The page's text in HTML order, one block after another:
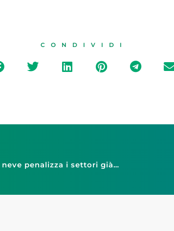
CONDIVIDI
Confesercenti Area Frignano: “L’assenza di neve penalizza i settori già in crisi. Occorre un piano straordinario di misure per l’appennino: investimenti, detassazione e qualificata valorizzazione del territorio”